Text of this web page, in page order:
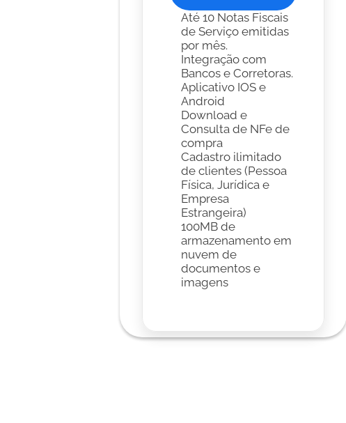
Até 10 Notas Fiscais
de Serviço emitidas
por mês.
Integração com
Bancos e Corretoras.
Aplicativo IOS e
Android
Download e
Consulta de NFe de
compra
Cadastro ilimitado
de clientes (Pessoa
Física, Jurídica e
Empresa
Estrangeira)
100MB de
armazenamento em
nuvem de
documentos e
imagens